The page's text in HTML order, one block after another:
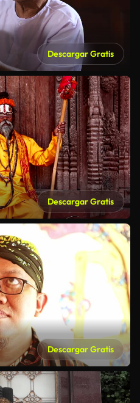
Descargar Gratis
Descargar Gratis
Descargar Gratis